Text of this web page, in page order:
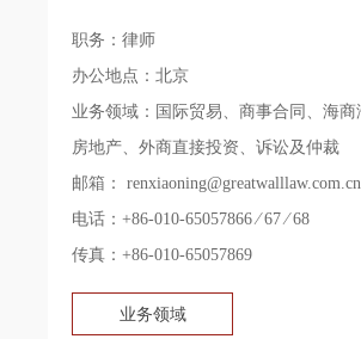
职务：律师
办公地点：北京
业务领域：国际贸易、商事合同、海商
房地产、外商直接投资、诉讼及仲裁
邮箱： renxiaoning@greatwalllaw.com.cn
电话：+86-010-65057866 ∕ 67 ∕ 68
传真：+86-010-65057869
业务领域